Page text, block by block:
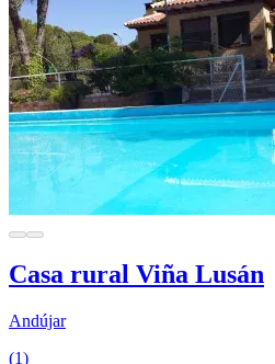
Casa rural Viña Lusán
Andújar
(1)